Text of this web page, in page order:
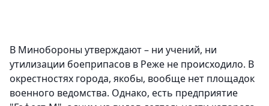
В Минобороны утверждают – ни учений, ни
утилизации боеприпасов в Реже не происходило. В
окрестностях города, якобы, вообще нет площадок
военного ведомства. Однако, есть предприятие